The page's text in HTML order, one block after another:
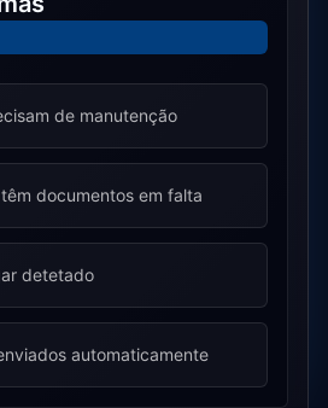
de manutenção
documentos em falta
detetado
automaticamente